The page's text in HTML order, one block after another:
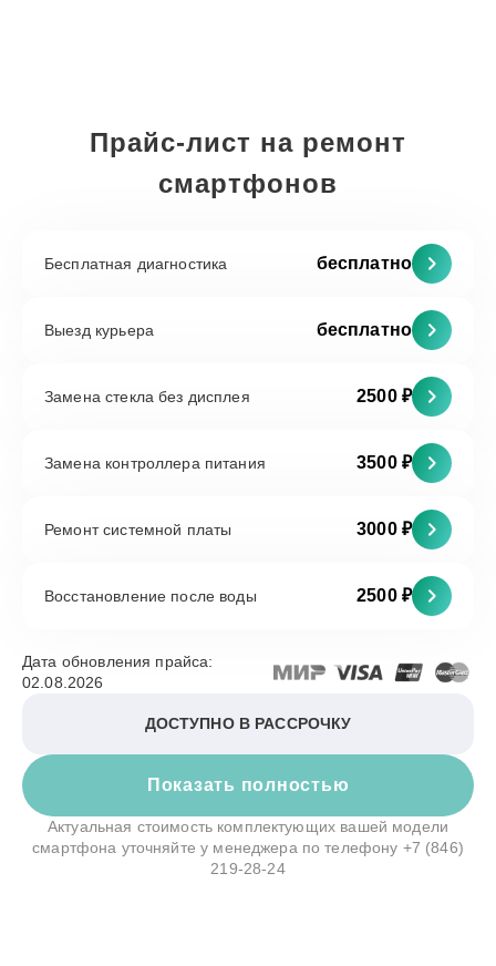
Прайс-лист на ремонт
смартфонов
Бесплатная диагностика бесплатно
Выезд курьера бесплатно
Замена стекла без дисплея 2500 ₽
Замена контроллера питания 3500 ₽
Ремонт системной платы 3000 ₽
Восстановление после воды 2500 ₽
Показать полностью
Дата обновления прайса:
02.08.2026
ДОСТУПНО В РАССРОЧКУ
Актуальная стоимость комплектующих вашей модели
смартфона уточняйте у менеджера по телефону +7 (846)
219-28-24